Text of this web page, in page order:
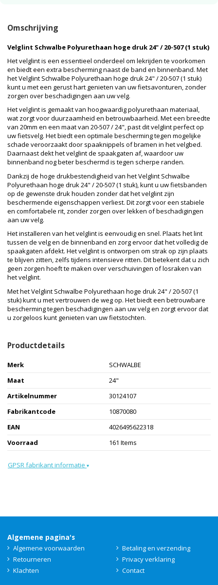
Omschrijving
Velglint Schwalbe Polyurethaan hoge druk 24" / 20-507 (1 stuk)
Het velglint is een essentieel onderdeel om lekrijden te voorkomen
en biedt een extra bescherming naast de band en binnenband. Met
het Velglint Schwalbe Polyurethaan hoge druk 24" / 20-507 (1 stuk)
kunt u met een gerust hart genieten van uw fietsavonturen, zonder
zorgen over beschadigingen aan uw velg.
Het velglint is gemaakt van hoogwaardig polyurethaan materiaal,
wat zorgt voor duurzaamheid en betrouwbaarheid. Met een breedte
van 20mm en een maat van 20-507 / 24", past dit velglint perfect op
uw fietsvelg. Het biedt een optimale bescherming tegen mogelijke
schade veroorzaakt door spaaknippels of bramen in het velgbed.
Daarnaast dekt het velglint de spaakgaten af, waardoor uw
binnenband nog beter beschermd is tegen scherpe randen.
Dankzij de hoge drukbestendigheid van het Velglint Schwalbe
Polyurethaan hoge druk 24" / 20-507 (1 stuk), kunt u uw fietsbanden
op de gewenste druk houden zonder dat het velglint zijn
beschermende eigenschappen verliest. Dit zorgt voor een stabiele
en comfortabele rit, zonder zorgen over lekken of beschadigingen
aan uw velg.
Het installeren van het velglint is eenvoudig en snel. Plaats het lint
tussen de velg en de binnenband en zorg ervoor dat het volledig de
spaakgaten afdekt. Het velglint is ontworpen om strak op zijn plaats
te blijven zitten, zelfs tijdens intensieve ritten. Dit betekent dat u zich
geen zorgen hoeft te maken over verschuivingen of losraken van
het velglint.
Met het Velglint Schwalbe Polyurethaan hoge druk 24" / 20-507 (1
stuk) kunt u met vertrouwen de weg op. Het biedt een betrouwbare
bescherming tegen beschadigingen aan uw velg en zorgt ervoor dat
u zorgeloos kunt genieten van uw fietstochten.
Productdetails
Merk
SCHWALBE
Maat
24"
Artikelnummer
30124107
Fabrikantcode
10870080
EAN
4026495622318
Voorraad
161 Items
GPSR fabrikant informatie ▾
Algemene pagina's
Algemene voorwaarden
Betaling en verzending
Retourneren
Privacy verklaring
Klachten
Contact